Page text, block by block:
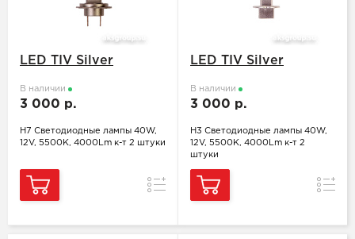
LED TIV Silver
В наличии
3 000 р.
H7 Светодиодные лампы 40W,
12V, 5500K, 4000Lm к-т 2 штуки
Сравнение
LED TIV Silver
В наличии
3 000 р.
H3 Светодиодные лампы 40W,
12V, 5500K, 4000Lm к-т 2
штуки